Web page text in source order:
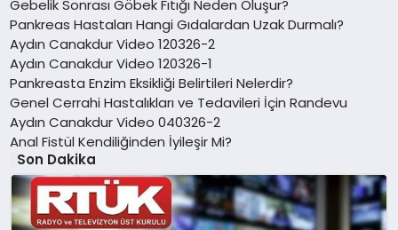
Gebelik Sonrası Göbek Fıtığı Neden Oluşur?
Pankreas Hastaları Hangi Gıdalardan Uzak Durmalı?
Aydın Canakdur Video 120326-2
Aydın Canakdur Video 120326-1
Pankreasta Enzim Eksikliği Belirtileri Nelerdir?
Genel Cerrahi Hastalıkları ve Tedavileri İçin Randevu
Aydın Canakdur Video 040326-2
Anal Fistül Kendiliğinden İyileşir Mi?
Son Dakika